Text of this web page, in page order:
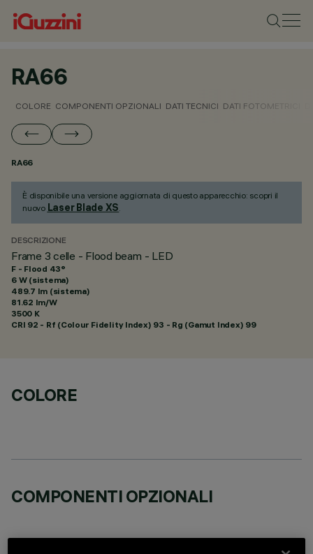
RA66
COLORE COMPONENTI OPZIONALI DATI TECNICI DATI FOTOMETRICI
RA66
È disponibile una versione aggiornata di questo apparecchio: scopri il
nuovo Laser Blade XS.
DESCRIZIONE
Frame 3 celle - Flood beam - LED
F - Flood 43°
6 W (sistema)
489.7 lm (sistema)
81.62 lm/W
3500 K
CRI 92 - Rf (Colour Fidelity Index) 93 - Rg (Gamut Index) 99
COLORE
COMPONENTI OPZIONALI